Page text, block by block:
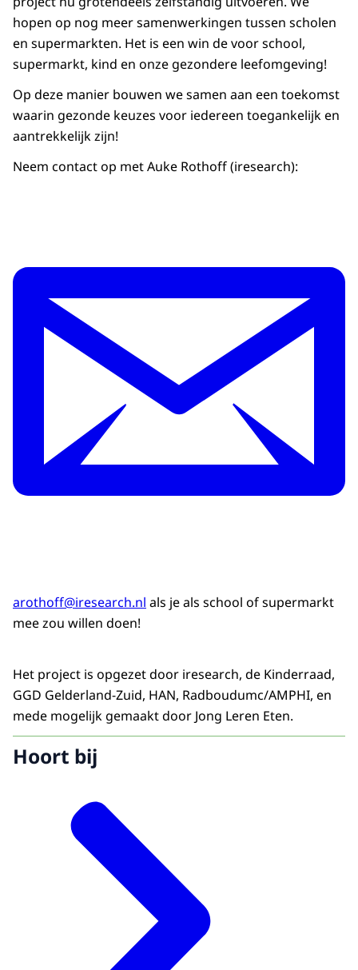
hopen op nog meer samenwerkingen tussen scholen
en supermarkten. Het is een win de voor school,
supermarkt, kind en onze gezondere leefomgeving!
Op deze manier bouwen we samen aan een toekomst
waarin gezonde keuzes voor iedereen toegankelijk en
aantrekkelijk zijn!
Neem contact op met Auke Rothoff (iresearch):
arothoff@iresearch.nl als je als school of supermarkt
mee zou willen doen!
Het project is opgezet door iresearch, de Kinderraad,
GGD Gelderland-Zuid, HAN, Radboudumc/AMPHI, en
mede mogelijk gemaakt door Jong Leren Eten.
Hoort bij